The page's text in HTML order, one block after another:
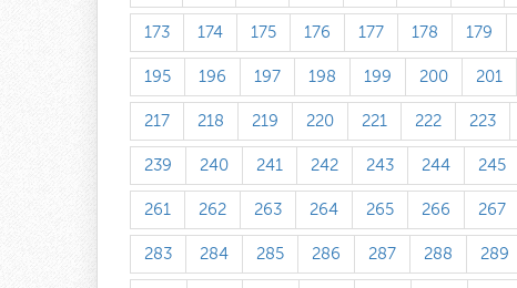
173 174 175 176 177 178 179
195 196 197 198 199 200 201
217 218 219 220 221 222 223
239 240 241 242 243 244 245
261 262 263 264 265 266 267
283 284 285 286 287 288 289